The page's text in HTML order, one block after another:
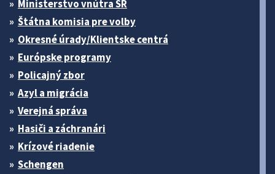
Ministerstvo vnútra SR
Štátna komisia pre volby
Okresné úrady/Klientske centrá
Európske programy
Policajný zbor
Azyl a migrácia
Verejná správa
Hasiči a záchranári
Krízové riadenie
Schengen